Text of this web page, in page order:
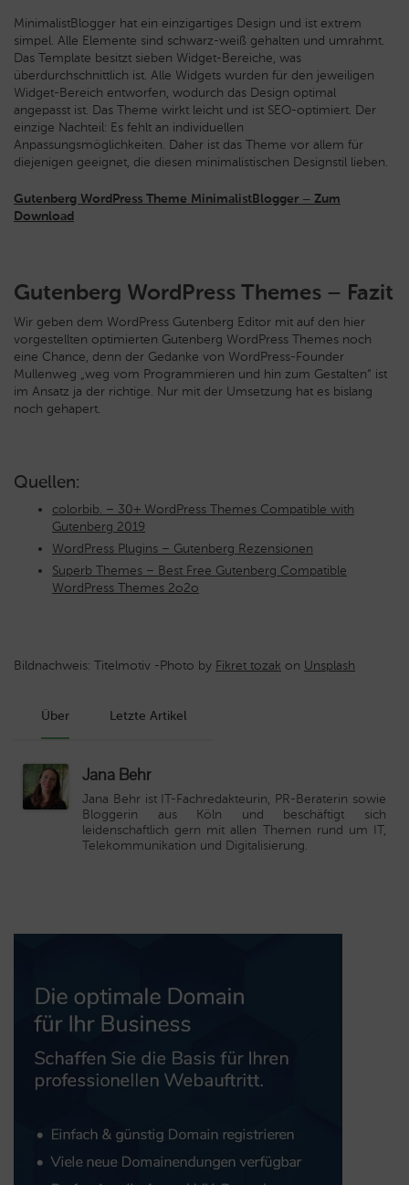
MinimalistBlogger hat ein einzigartiges Design und ist extrem
simpel. Alle Elemente sind schwarz-weiß gehalten und umrahmt.
Das Template besitzt sieben Widget-Bereiche, was
überdurchschnittlich ist. Alle Widgets wurden für den jeweiligen
Widget-Bereich entworfen, wodurch das Design optimal
angepasst ist. Das Theme wirkt leicht und ist SEO-optimiert. Der
einzige Nachteil: Es fehlt an individuellen
Anpassungsmöglichkeiten. Daher ist das Theme vor allem für
diejenigen geeignet, die diesen minimalistischen Designstil lieben.
Gutenberg WordPress Theme MinimalistBlogger – Zum
Download
Gutenberg WordPress Themes – Fazit
Wir geben dem WordPress Gutenberg Editor mit auf den hier
vorgestellten optimierten Gutenberg WordPress Themes noch
eine Chance, denn der Gedanke von WordPress-Founder
Mullenweg „weg vom Programmieren und hin zum Gestalten“ ist
im Ansatz ja der richtige. Nur mit der Umsetzung hat es bislang
noch gehapert.
Quellen:
colorbib. – 30+ WordPress Themes Compatible with
Gutenberg 2019
WordPress Plugins – Gutenberg Rezensionen
Superb Themes – Best Free Gutenberg Compatible
WordPress Themes 2o2o
Bildnachweis: Titelmotiv -Photo by Fikret tozak on Unsplash
Über Letzte Artikel
Jana Behr
Jana Behr ist IT-Fachredakteurin, PR-Beraterin sowie
Bloggerin aus Köln und beschäftigt sich
leidenschaftlich gern mit allen Themen rund um IT,
Telekommunikation und Digitalisierung.